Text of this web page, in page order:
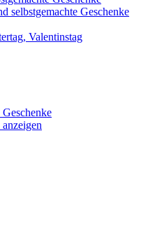
selbstgemachte Geschenke
Valentinstag
Geschenke